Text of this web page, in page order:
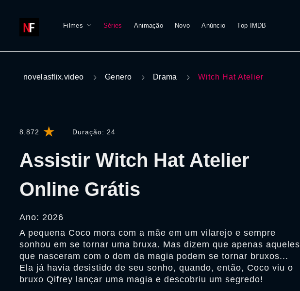
Filmes Séries Animação Novo Anúncio Top IMDB
novelasflix.video Genero Drama Witch Hat Atelier
8.872 Duração: 24
Assistir Witch Hat Atelier
Online Grátis
Ano: 2026
A pequena Coco mora com a mãe em um vilarejo e sempre
sonhou em se tornar uma bruxa. Mas dizem que apenas aqueles
que nasceram com o dom da magia podem se tornar bruxos...
Ela já havia desistido de seu sonho, quando, então, Coco viu o
bruxo Qifrey lançar uma magia e descobriu um segredo!